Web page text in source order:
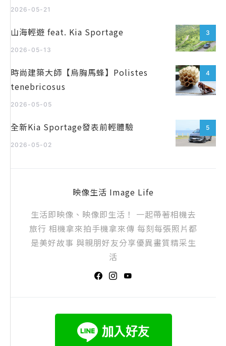
2026-05-21
3
山海輕遊 feat. Kia Sportage
2026-05-13
4
時尚建築大師【烏胸馬蜂】Polistes
tenebricosus
2026-05-05
5
全新Kia Sportage發表前輕體驗
2026-05-02
映像生活 Image Life
生活即映像、映像即生活！ 一起帶著相機去
旅行 相機拿來拍手機拿來傳 每刻每張照片都
是美好故事 與親朋好友分享優異畫質精采生
活